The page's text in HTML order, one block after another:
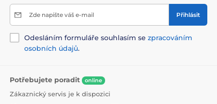
Zde napište váš e-mail Přihlásit
Odesláním formuláře souhlasím se zpracováním
osobních údajů.
Potřebujete poradit online
Zákaznický servis je k dispozici